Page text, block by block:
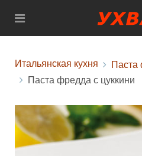
Итальянская кухня
Паста
Паста фредда с цуккини